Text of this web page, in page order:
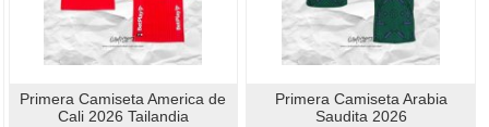
Primera Camiseta America de
Cali 2026 Tailandia
Primera Camiseta Arabia
Saudita 2026